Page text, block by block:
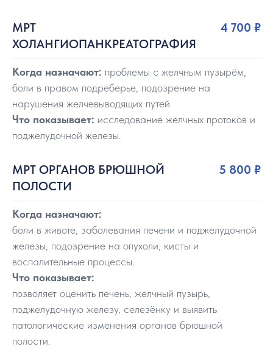
МРТ
ХОЛАНГИОПАНКРЕАТОГРАФИЯ
4 700 ₽
Когда назначают: проблемы с желчным пузырём,
боли в правом подреберье, подозрение на
нарушения желчевыводящих путей
Что показывает: исследование желчных протоков и
поджелудочной железы.
МРТ ОРГАНОВ БРЮШНОЙ
ПОЛОСТИ
5 800 ₽
Когда назначают:
боли в животе, заболевания печени и поджелудочной
железы, подозрение на опухоли, кисты и
воспалительные процессы.
Что показывает:
позволяет оценить печень, желчный пузырь,
поджелудочную железу, селезёнку и выявить
патологические изменения органов брюшной
полости.